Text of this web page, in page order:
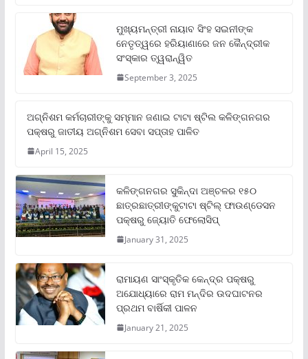
ମୁଖ୍ୟମନ୍ତ୍ରୀ ନାୟାବ ସିଂହ ସଇନୀଙ୍କ
ନେତୃତ୍ୱରେ ହରିୟାଣାରେ ଜନ କୈନ୍ଦ୍ରୀକ
ସଂସ୍କାର ତ୍ୱରାନ୍ୱିତ
September 3, 2025
ଅଗ୍ନିଶମ କର୍ମଚାରୀଙ୍କୁ ସମ୍ମାନ ଜଣାଇ ଟାଟା ଷ୍ଟିଲ କଳିଙ୍ଗନଗର
ପକ୍ଷରୁ ଜାତୀୟ ଅଗ୍ନିଶମ ସେବା ସପ୍ତାହ ପାଳିତ
April 15, 2025
କଳିଙ୍ଗନଗର ସୁକିନ୍ଦା ଅଞ୍ଚଳର ୧୫୦
ଛାତ୍ରଛାତ୍ରୀଙ୍କୁଟାଟା ଷ୍ଟିଲ୍ ଫାଉଣ୍ଡେସନ
ପକ୍ଷରୁ ଜ୍ୟୋତି ଫେଲୋସିପ୍‌
January 31, 2025
ରାମାୟଣ ସାଂସ୍କୃତିକ କେନ୍ଦ୍ର ପକ୍ଷରୁ
ଅଯୋଧ୍ୟାରେ ରାମ ମନ୍ଦିର ଉଦଘାଟନର
ପ୍ରଥମ ବାର୍ଷିକୀ ପାଳନ
January 21, 2025